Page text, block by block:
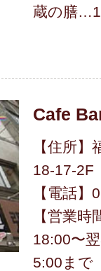
蔵の膳
Cafe
【住所
18-17-2F
【電話】
【営業
18:00〜
5:00まで